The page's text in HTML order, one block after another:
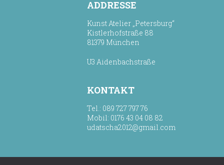
ADDRESSE
Kunst Atelier „Petersburg“
Kistlerhofstraße 88
81379 München
U3 Aidenbachstraße
KONTAKT
Tel.: 089 727 797 76
Mobil: 0176 43 04 08 82
udatscha2012@gmail.com